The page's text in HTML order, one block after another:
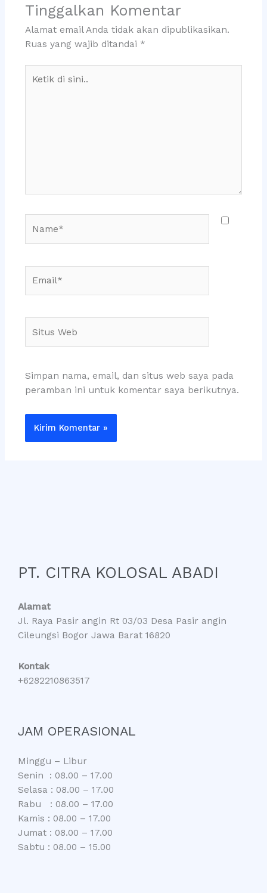
Tinggalkan Komentar
Alamat email Anda tidak akan dipublikasikan.
Ruas yang wajib ditandai *
Web
Simpan nama, email, dan situs web saya pada
peramban ini untuk komentar saya berikutnya.
PT. CITRA KOLOSAL ABADI
Alamat
Jl. Raya Pasir angin Rt 03/03 Desa Pasir angin
Cileungsi Bogor Jawa Barat 16820
Kontak
+6282210863517
JAM OPERASIONAL
Minggu – Libur
Senin : 08.00 – 17.00
Selasa : 08.00 – 17.00
Rabu : 08.00 – 17.00
Kamis : 08.00 – 17.00
Jumat : 08.00 – 17.00
Sabtu : 08.00 – 15.00